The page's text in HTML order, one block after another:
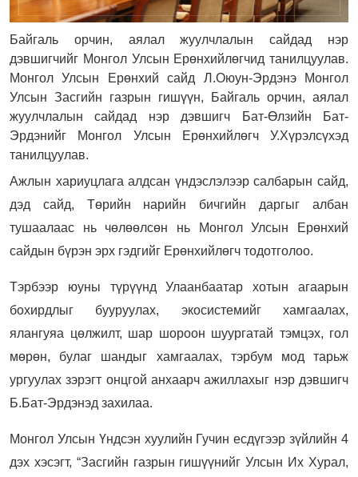
Байгаль орчин, аялал жуулчлалын сайдад нэр
дэвшигчийг Монгол Улсын Ерөнхийлөгчид танилцуулав.
Монгол Улсын Ерөнхий сайд Л.Оюун-Эрдэнэ Монгол
Улсын Засгийн газрын гишүүн, Байгаль орчин, аялал
жуулчлалын сайдад нэр дэвшигч Бат-Өлзийн Бат-
Эрдэнийг Монгол Улсын Ерөнхийлөгч У.Хүрэлсүхэд
танилцуулав.
Ажлын хариуцлага алдсан үндэслэлээр салбарын сайд,
дэд сайд, Төрийн нарийн бичгийн даргыг албан
тушаалаас нь чөлөөлсөн нь Монгол Улсын Ерөнхий
сайдын бүрэн эрх гэдгийг Ерөнхийлөгч тодотголоо.
Тэрбээр юуны түрүүнд Улаанбаатар хотын агаарын
бохирдлыг бууруулах, экосистемийг хамгаалах,
ялангуяа цөлжилт, шар шороон шуургатай тэмцэх, гол
мөрөн, булаг шандыг хамгаалах, тэрбум мод тарьж
ургуулах зэрэгт онцгой анхаарч ажиллахыг нэр дэвшигч
Б.Бат-Эрдэнэд захилаа.
Монгол Улсын Үндсэн хуулийн Гучин есдүгээр зүйлийн 4
дэх хэсэгт, “Засгийн газрын гишүүнийг Улсын Их Хурал,